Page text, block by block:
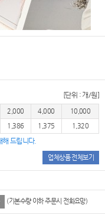
[단위 : 개/원]
2,000 4,000
10,000
1,386 1,375 1,320
드립니다.
업체상품 전체보기
(기본수량 이하 주문시 전화요망)